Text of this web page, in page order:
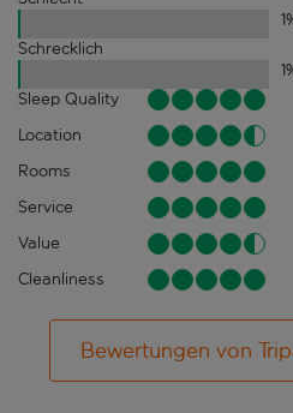
1
Schrecklich
1
Sleep Quality
Location
Rooms
Service
Value
Cleanliness
Bewertungen von